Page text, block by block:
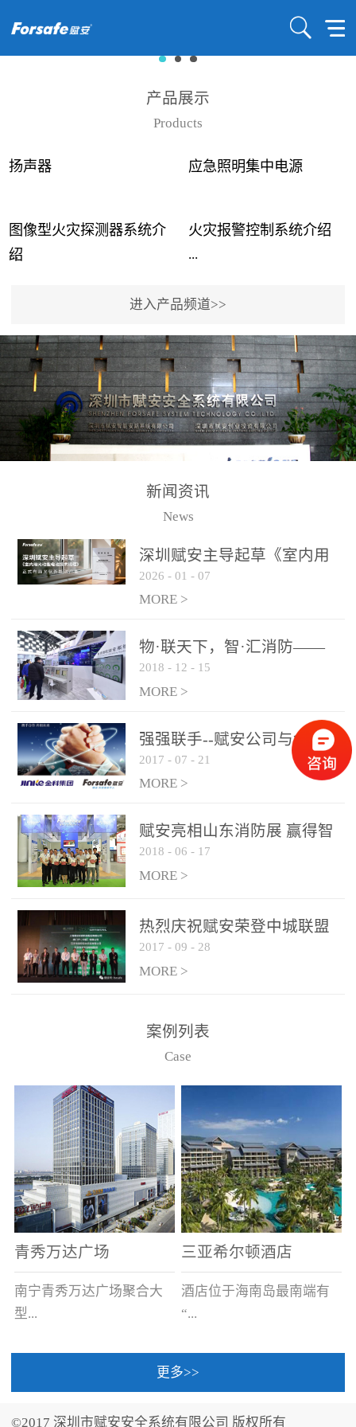
产品展示
Products
扬声器 应急照明集中电源
图像型火灾探测器系统介
绍
...
事故频发，传统的火灾探
测方法已无法满足要求。
尤其是目前众多的大型影
剧院、会议展览中心、体
育馆、大型仓库和隧道空
间等，其建筑结构特殊、
火灾隐患多。一旦发生火
传统的火灾关测器无法被
及时缺发，不能及早发现
和有效扑救火火，这不仅
力和闲难，同时也将造成
巨大的经济损失和社会影
响，基至还会造成人员伤
亡。图像型火灾探测器正
是针对这种高大空间建筑
物的消防设施、设备通过
现场图像的实时获取、预
处理和特征提取分析，实
现火焰的跟踪和识别。能
更早的进行预警，达到早
报早防的效果。 系统构
成示意图： 图像型火灾
和监控端两大部分组成。
两者之间通过以太网相
联，一台监控主机最多可
从监控主机上获取，最多
只能接6台，超过的需从现
火灾报警控制系统介绍
...
用了具有仲裁机制和冗余
校验的总线传输技术、线
路状态检测与保护技术、
后向光电感烟探测技术、
高可靠的系统抗干扰技术
等多项专利技术和专有技
警领域三十多年技术积累
和工程实践的结晶。
进入产品频道>>
新闻资讯
News
深圳赋安主导起草《室内用
光动能电池技术规程》 正式
布局光伏新能源产业
2026 - 01 - 07
MORE >
物·联天下，智·汇消防——
赋安F&S 2018上海消防展圆
满落幕
2018 - 12 - 15
MORE >
强强联手--赋安公司与金科
集团达成战略合作协议
2017 - 07 - 21
MORE >
赋安亮相山东消防展 赢得智
慧消防新荣耀
2018 - 06 - 17
MORE >
热烈庆祝赋安荣登中城联盟
联合采购战略合作平台
2017 - 09 - 28
MORE >
案例列表
Case
青秀万达广场
南宁青秀万达广场聚合大
型...
三亚希尔顿酒店
酒店位于海南岛最南端有
“...
中国的海岛天堂”之美称的
更多>>
©2017 深圳市赋安安全系统有限公司 版权所有